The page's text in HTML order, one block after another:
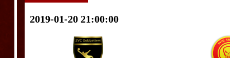
2019-01-20 21:00:00